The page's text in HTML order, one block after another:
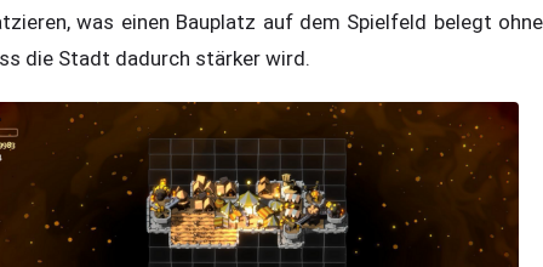
was einen Bauplatz auf dem Spielfeld belegt ohne
die Stadt dadurch stärker wird.